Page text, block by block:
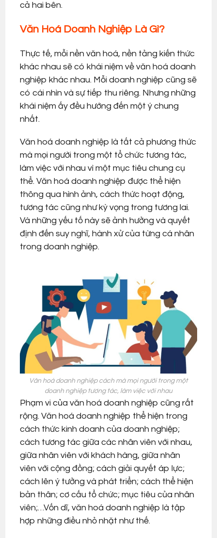
cả hai bên.
Văn Hoá Doanh Nghiệp Là Gì?
Thực tế, mỗi nền văn hoá, nền tảng kiến thức
khác nhau sẽ có khái niệm về văn hoá doanh
nghiệp khác nhau. Mỗi doanh nghiệp cũng sẽ
có cái nhìn và sự tiếp thu riêng. Nhưng những
khái niệm ấy đều hướng đến một ý chung
nhất.
Văn hoá doanh nghiệp là tất cả phương thức
mà mọi người trong một tổ chức tương tác,
làm việc với nhau vì một mục tiêu chung cụ
thể. Văn hoá doanh nghiệp được thể hiện
thông qua hình ảnh, cách thức hoạt động,
tương tác cũng như kỳ vọng trong tương lai.
Và những yếu tố này sẽ ảnh hưởng và quyết
định đến suy nghĩ, hành xử của từng cá nhân
trong doanh nghiệp.
Văn hoá doanh nghiệp cách mà mọi người trong một
doanh nghiệp tương tác, làm việc với nhau
Phạm vi của văn hoá doanh nghiệp cũng rất
rộng. Văn hoá doanh nghiệp thể hiện trong
cách thức kinh doanh của doanh nghiệp;
cách tương tác giữa các nhân viên với nhau,
giữa nhân viên với khách hàng, giữa nhân
viên với cộng đồng; cách giải quyết áp lực;
cách lên ý tưởng và phát triển; cách thể hiện
bản thân; cơ cấu tổ chức; mục tiêu của nhân
viên;…Vốn dĩ, văn hoá doanh nghiệp là tập
hợp những điều nhỏ nhặt như thế.